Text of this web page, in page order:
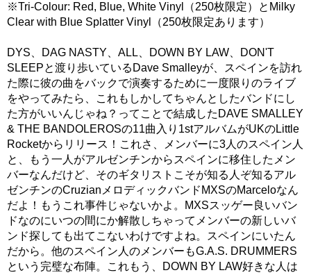
※Tri-Colour: Red, Blue, White Vinyl（250枚限定）とMilky
Clear with Blue Splatter Vinyl（250枚限定あります）
DYS、DAG NASTY、ALL、DOWN BY LAW、DON'T
SLEEPと渡り歩いているDave Smalleyが、スペインを訪れ
た際に彼の曲をバックで演奏するために一度限りのライブ
をやってみたら、これもしかしてちゃんとしたバンドにし
た方がいいんじゃね？ってことで結成したDAVE SMALLEY
& THE BANDOLEROSの11曲入り1stアルバムがUKのLittle
Rocketからリリース！これさ、メンバーに3人のスペイン人
と、もう一人がアルゼンチンからスペインに移住したメン
バーなんだけど、そのギタリストこそが知る人ぞ知るアル
ゼンチンのCruzianメロディックバンドMXSのMarceloなん
だよ！もうこれ事件じゃないかよ。MXSスッゲー良いバン
ドなのにいつの間にか解散しちゃってメンバーの新しいバ
ンド探しても出てこないわけですよね。スペインにいたん
だから。他のスペイン人のメンバーもG.A.S. DRUMMERS
という完璧な布陣。これもう、DOWN BY LAW好きな人は